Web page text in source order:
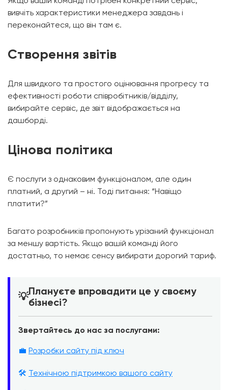
вивчіть характеристики менеджера завдань і
переконайтеся, що він там є.
Створення звітів
Для швидкого та простого оцінювання прогресу та
ефективності роботи співробітників/відділу,
вибирайте сервіс, де звіт відображається на
дашборді.
Цінова політика
Є послуги з однаковим функціоналом, але один
платний, а другий – ні. Тоді питання: “Навіщо
платити?”
Багато розробників пропонують урізаний функціонал
за меншу вартість. Якщо вашій команді його
достатньо, то немає сенсу вибирати дорогий тариф.
💡Плануєте впровадити це у своєму
бізнесі?
Звертайтесь до нас за послугами:
💼 Розробки сайту під ключ
🛠️ Технічною підтримкою вашого сайту